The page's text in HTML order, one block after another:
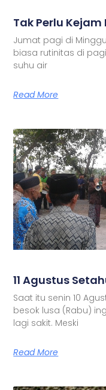
Tak Perlu
Jumat pagi di
biasa rutinitas di
suhu air
Read More
11 Agustus
Saat itu senin 10
besok lusa (Rabu)
lagi sakit. Meski
Read More